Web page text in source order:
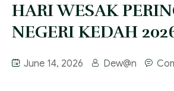
HARI WESAK
NEGERI KEDAH
June 14, 2026 Dew@n